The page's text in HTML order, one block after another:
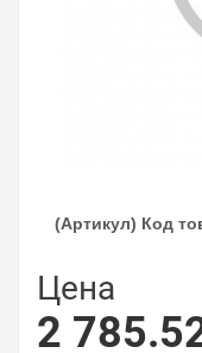
(Артикул) Код
Цена
2